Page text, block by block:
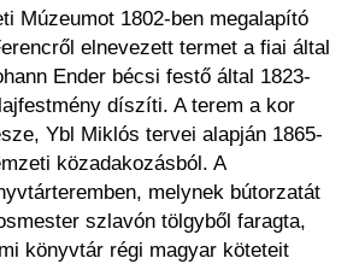
Múzeumot 1802-ben megalapító
elnevezett termet a fiai által
Ender bécsi festő által 1823-
díszíti. A terem a kor
Ybl Miklós tervei alapján 1865-
közadakozásból. A
melynek bútorzatát
szlavón tölgyből faragta,
könyvtár régi magyar köteteit